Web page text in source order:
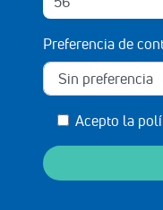
Preferencia de
Acepto la